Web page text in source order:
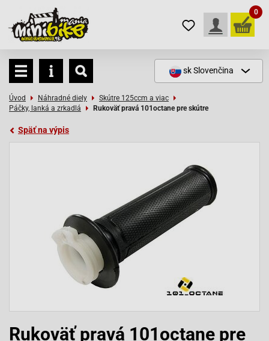
0
skSlovenčina
Úvod Náhradné diely
Skútre 125ccm a viac
Páčky, lanká a zrkadlá
Rukoväť pravá 101octane pre skútre
Späť na výpis
Rukoväť pravá 101octane pre